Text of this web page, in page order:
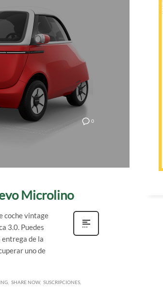
0
Microlino
coche vintage
3.0. Puedes
de la
uno de
SHARE NOW SUSCRIPCIONES